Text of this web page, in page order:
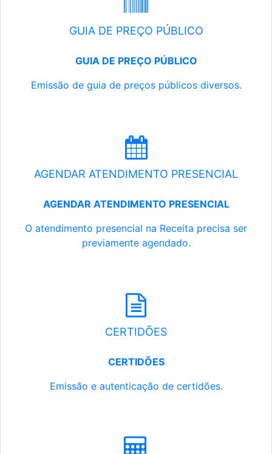
GUIA DE PREÇO PÚBLICO
GUIA DE PREÇO PÚBLICO
Emissão de guia de preços públicos diversos.
AGENDAR ATENDIMENTO PRESENCIAL
AGENDAR ATENDIMENTO PRESENCIAL
O atendimento presencial na Receita precisa ser
previamente agendado.
CERTIDÕES
CERTIDÕES
Emissão e autenticação de certidões.